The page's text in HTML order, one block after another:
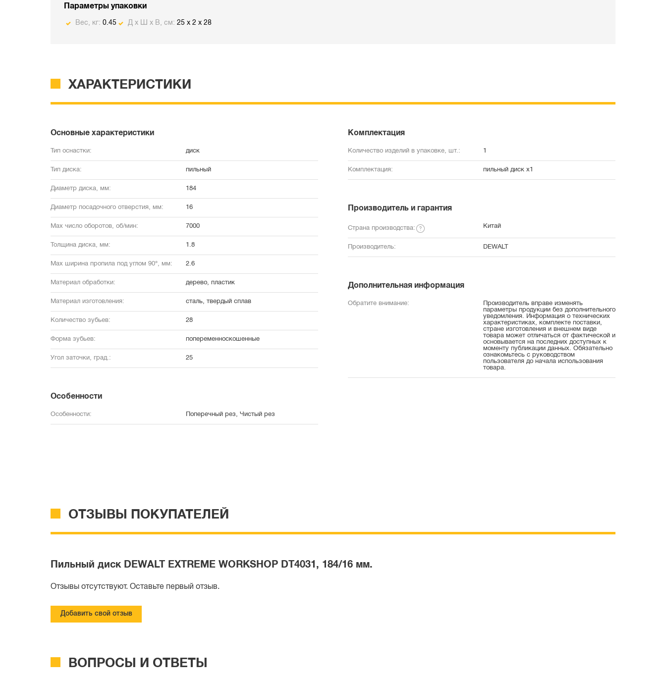
Параметры упаковки
Вес, кг: 0.45 Д х Ш х В, см: 25 x 2 x 28
ХАРАКТЕРИСТИКИ
Основные характеристики
Тип оснастки: диск
Тип диска: пильный
Диаметр диска, мм: 184
Диаметр посадочного отверстия, мм: 16
Max число оборотов, об/мин: 7000
Толщина диска, мм: 1.8
Max ширина пропила под углом 90°, мм: 2.6
Материал обработки: дерево, пластик
Материал изготовления: сталь, твердый сплав
Количество зубьев: 28
Форма зубьев: попеременноскошенные
Угол заточки, град.: 25
Особенности
Особенности: Поперечный рез, Чистый рез
Комплектация
Количество изделий в упаковке, шт.: 1
Комплектация: пильный диск х1
Производитель и гарантия
Страна производства: Китай
Производитель: DEWALT
Дополнительная информация
Обратите внимание:
Производитель вправе изменять
параметры продукции без дополнительного
уведомления. Информация о технических
характеристиках, комплекте поставки,
стране изготовления и внешнем виде
товара может отличаться от фактической и
основывается на последних доступных к
моменту публикации данных. Обязательно
ознакомьтесь с руководством
пользователя до начала использования
товара.
ОТЗЫВЫ ПОКУПАТЕЛЕЙ
Пильный диск DEWALT EXTREME WORKSHOP DT4031, 184/16 мм.
Отзывы отсутствуют. Оставьте первый отзыв.
Добавить свой отзыв
ВОПРОСЫ И ОТВЕТЫ